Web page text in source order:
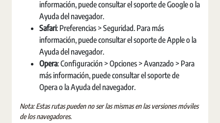
información, puede consultar el soporte de Google o la
Ayuda del navegador.
Safari: Preferencias > Seguridad. Para más
información, puede consultar el soporte de Apple o la
Ayuda del navegador.
Opera: Configuración > Opciones > Avanzado > Para
más información, puede consultar el soporte de
Opera o la Ayuda del navegador.
Nota: Estas rutas pueden no ser las mismas en las versiones móviles
de los navegadores.